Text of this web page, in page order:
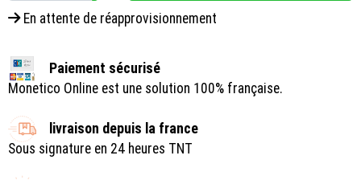
En attente de réapprovisionnement
Paiement sécurisé
Monetico Online est une solution 100% française.
livraison depuis la france
Sous signature en 24 heures TNT